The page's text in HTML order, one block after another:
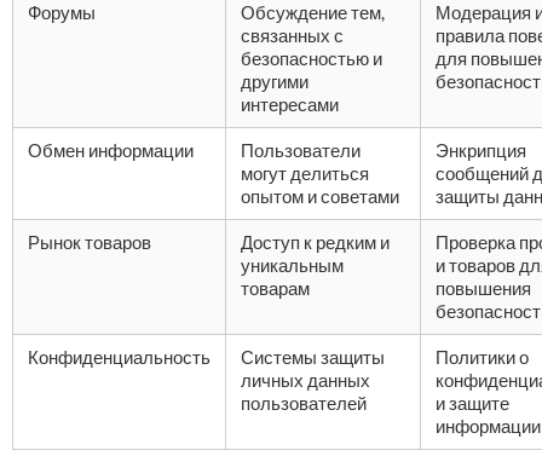
Форумы
Обсуждение тем,
связанных с
безопасностью и
другими
интересами
Модерация
правила
для
Обмен информации
Пользователи
могут делиться
опытом и советами
Энкрипция
сообщений
защиты
Рынок товаров
Доступ к редким и
уникальным
товарам
Проверка
и товаров
повышения
Конфиденциальность
Системы защиты
личных данных
пользователей
Политики о
и защите
информации